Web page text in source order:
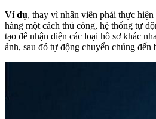
Ví dụ, thay vì nhân viên phải thực
hàng một cách thủ công, hệ thống tự
tạo để nhận diện các loại hồ sơ khác
ảnh, sau đó tự động chuyển chúng